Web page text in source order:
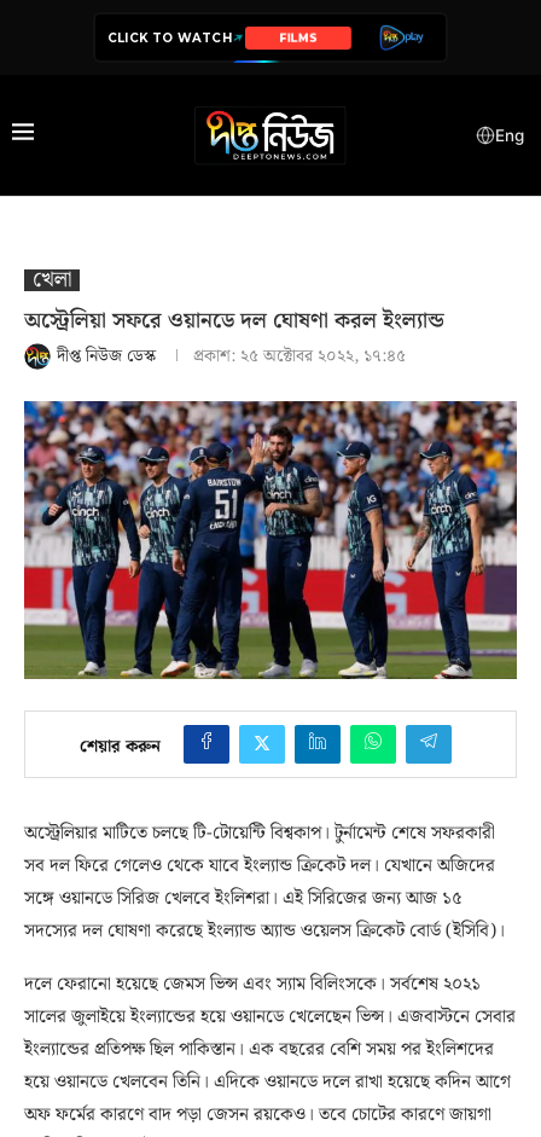
CLICK TO WATCH SERIES
Eng
খেলা
অস্ট্রেলিয়া সফরে ওয়ানডে দল ঘোষণা করল ইংল্যান্ড
দীপ্ত নিউজ ডেস্ক প্রকাশ: ২৫ অক্টোবর ২০২২, ১৭:৪৫
শেয়ার করুন
অস্ট্রেলিয়ার মাটিতে চলছে টি-টোয়েন্টি বিশ্বকাপ। টুর্নামেন্ট শেষে সফরকারী
সব দল ফিরে গেলেও থেকে যাবে ইংল্যান্ড ক্রিকেট দল। যেখানে অজিদের
সঙ্গে ওয়ানডে সিরিজ খেলবে ইংলিশরা। এই সিরিজের জন্য আজ ১৫
সদস্যের দল ঘোষণা করেছে ইংল্যান্ড অ্যান্ড ওয়েলস ক্রিকেট বোর্ড (ইসিবি)।
দলে ফেরানো হয়েছে জেমস ভিন্স এবং স্যাম বিলিংসকে। সর্বশেষ ২০২১
সালের জুলাইয়ে ইংল্যান্ডের হয়ে ওয়ানডে খেলেছেন ভিন্স। এজবাস্টনে সেবার
ইংল্যান্ডের প্রতিপক্ষ ছিল পাকিস্তান। এক বছরের বেশি সময় পর ইংলিশদের
হয়ে ওয়ানডে খেলবেন তিনি। এদিকে ওয়ানডে দলে রাখা হয়েছে কদিন আগে
অফ ফর্মের কারণে বাদ পড়া জেসন রয়কেও। তবে চোটের কারণে জায়গা